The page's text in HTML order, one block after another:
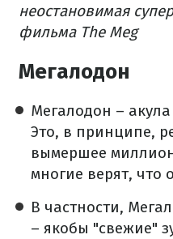
неостановимая
фильма The Meg
Мегалодон
Мегалодон –
Это, в принципе,
вымершее
многие верят, что
В частности,
– якобы "свежие"